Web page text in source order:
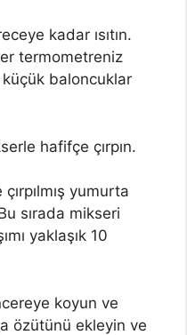
kadar ısıtın.
termometreniz
küçük baloncuklar
hafifçe çırpın.
çırpılmış yumurta
sırada mikseri
yaklaşık 10
koyun ve
özütünü ekleyin ve